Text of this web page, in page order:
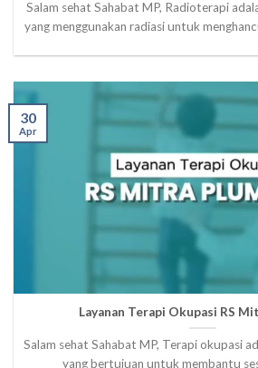
Salam sehat Sahabat MP, Radioterapi
yang menggunakan radiasi untuk
Layanan Terapi Okupasi RS
Salam sehat Sahabat MP, Terapi okupasi
yang bertujuan untuk membantu
30
Apr